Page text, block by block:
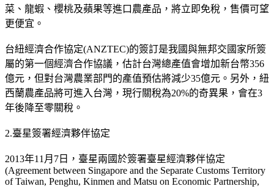
菜、龍蝦、櫻桃及蘋果等進口農產品，將立即免稅，售價可望
更便宜。
台紐經濟合作協定(ANZTEC)的簽訂是我國與無邦交國家所簽
屬的第一個經濟合作協議，估計台灣總產值會增加新台幣356
億元，但對台灣農業部門的產值預估將減少35億元。另外，紐
西蘭農產品將可進入台灣，現行關稅為20%的奇異果，會在3
年後降至零關稅。
2.臺星簽署經濟夥伴協定
2013年11月7日，臺星兩國於簽署臺星經濟夥伴協定
(Agreement between Singapore and the Separate Customs Territory
of Taiwan, Penghu, Kinmen and Matsu on Economic Partnership,